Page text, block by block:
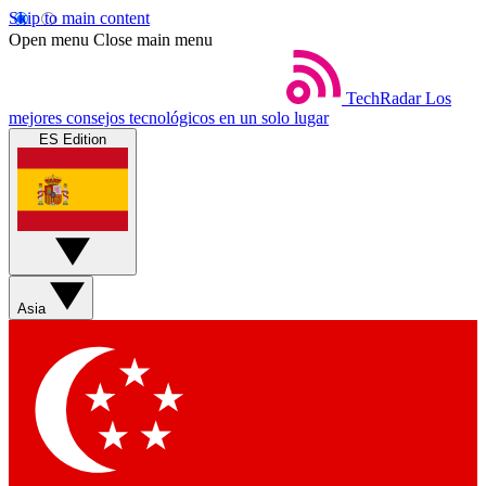
Skip to main content
Open menu Close main menu
TechRadar Los
mejores consejos tecnológicos en un solo lugar
ES Edition
Asia